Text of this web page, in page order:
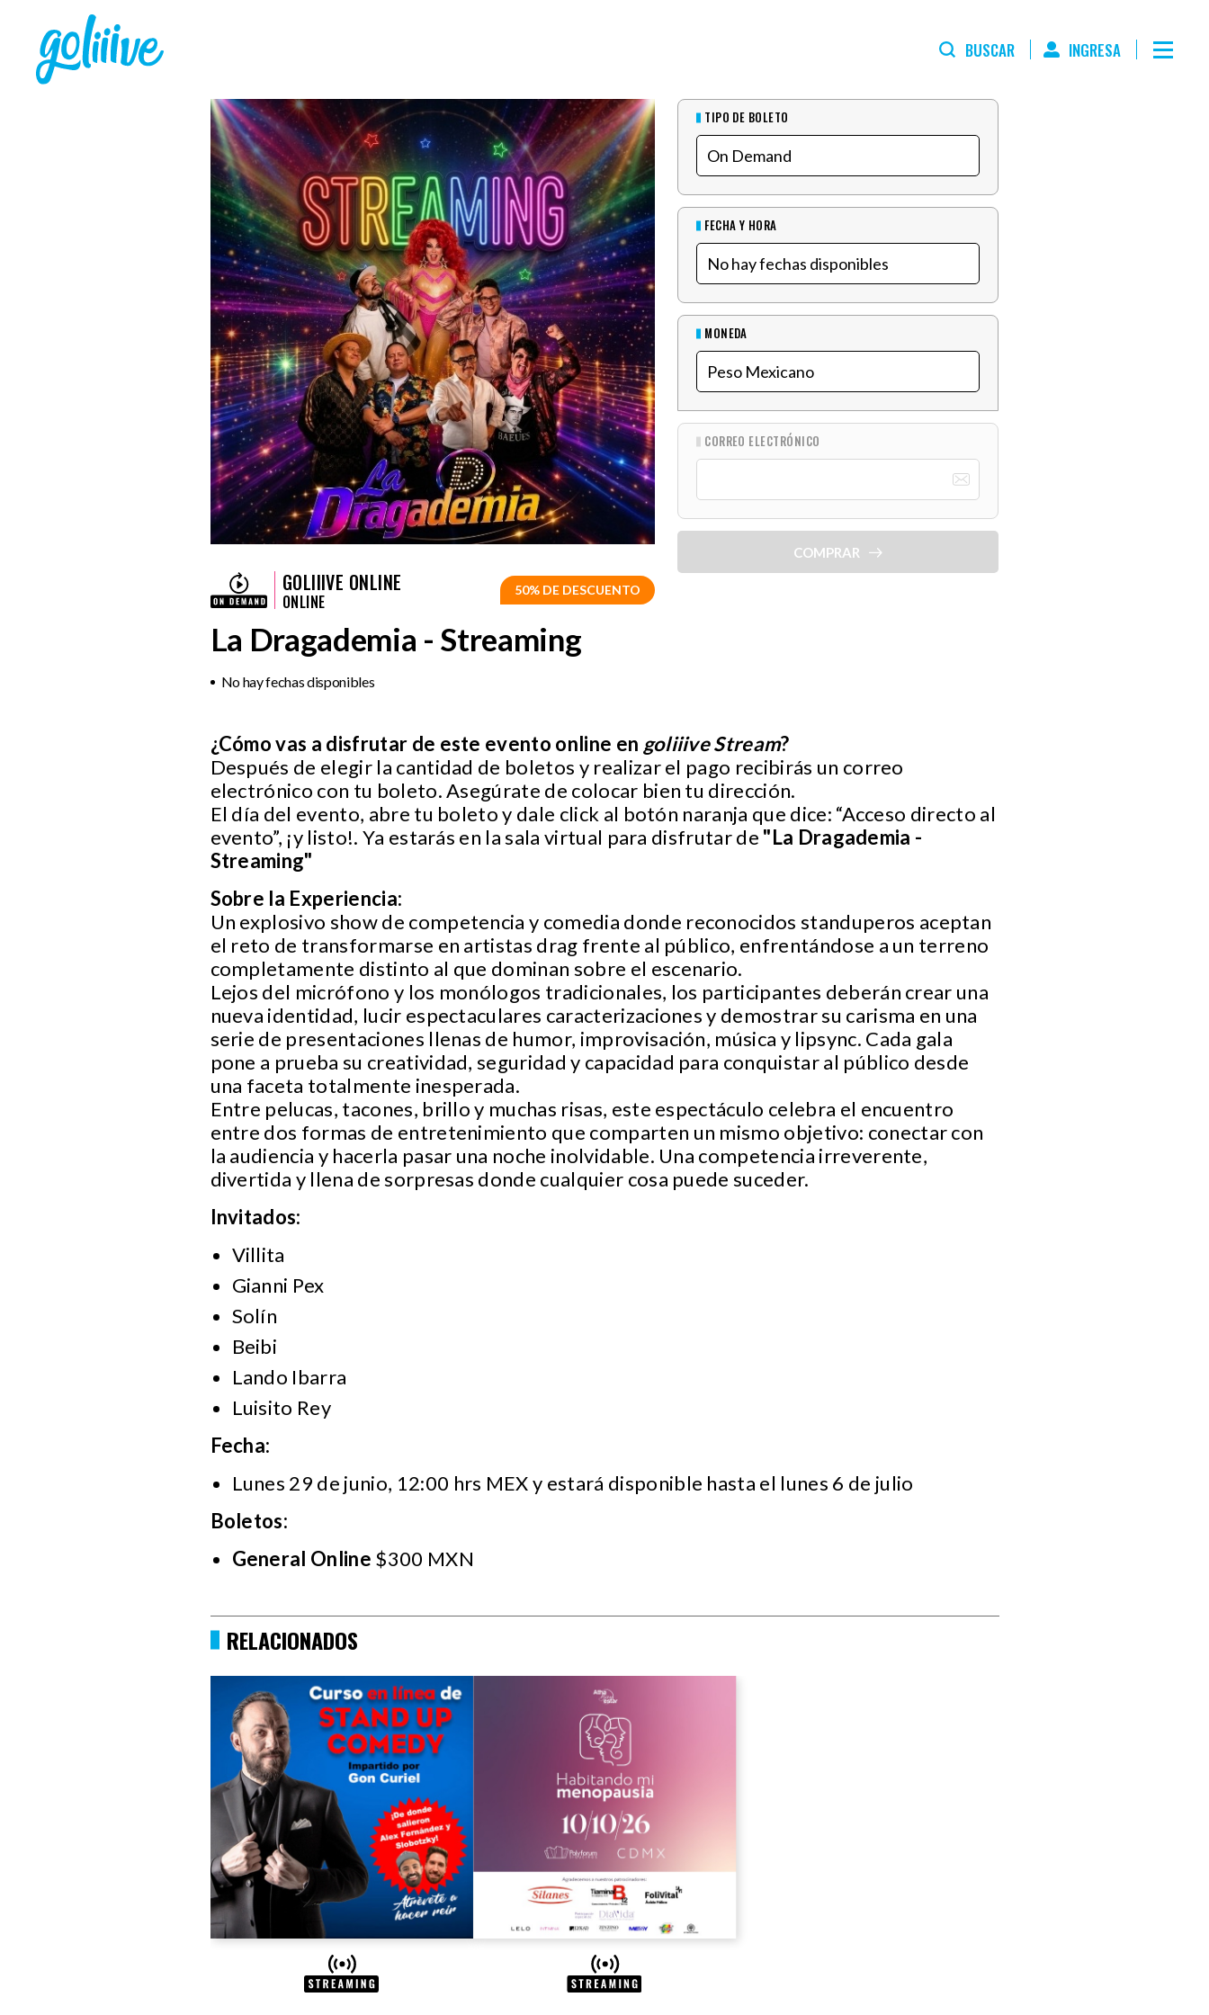
BUSCAR INGRESA
GOLIIIVE ONLINE
ONLINE
50% DE DESCUENTO
La Dragademia - Streaming
No hay fechas disponibles
TIPO DE BOLETO
FECHA Y HORA
MONEDA
CORREO ELECTRÓNICO
COMPRAR
¿Cómo vas a disfrutar de este evento online en goliiive Stream?
Después de elegir la cantidad de boletos y realizar el pago recibirás un correo
electrónico con tu boleto. Asegúrate de colocar bien tu dirección.
El día del evento, abre tu boleto y dale click al botón naranja que dice: “Acceso directo al
evento”, ¡y listo!. Ya estarás en la sala virtual para disfrutar de "La Dragademia -
Streaming"
Sobre la Experiencia:
Un explosivo show de competencia y comedia donde reconocidos standuperos aceptan
el reto de transformarse en artistas drag frente al público, enfrentándose a un terreno
completamente distinto al que dominan sobre el escenario.
Lejos del micrófono y los monólogos tradicionales, los participantes deberán crear una
nueva identidad, lucir espectaculares caracterizaciones y demostrar su carisma en una
serie de presentaciones llenas de humor, improvisación, música y lipsync. Cada gala
pone a prueba su creatividad, seguridad y capacidad para conquistar al público desde
una faceta totalmente inesperada.
Entre pelucas, tacones, brillo y muchas risas, este espectáculo celebra el encuentro
entre dos formas de entretenimiento que comparten un mismo objetivo: conectar con
la audiencia y hacerla pasar una noche inolvidable. Una competencia irreverente,
divertida y llena de sorpresas donde cualquier cosa puede suceder.
Invitados:
Villita
Gianni Pex
Solín
Beibi
Lando Ibarra
Luisito Rey
Fecha:
Lunes 29 de junio, 12:00 hrs MEX y estará disponible hasta el lunes 6 de julio
Boletos:
General Online $300 MXN
RELACIONADOS